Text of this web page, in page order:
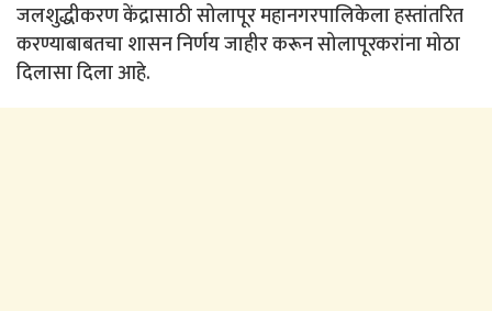
जलशुद्धीकरण केंद्रासाठी सोलापूर महानगरपालिकेला हस्तांतरित
करण्याबाबतचा शासन निर्णय जाहीर करून सोलापूरकरांना मोठा
दिलासा दिला आहे.